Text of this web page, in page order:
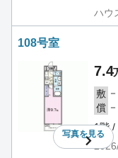
ハウ
108号室
写真を見る
7.4
敷 －
償 －
1階 /